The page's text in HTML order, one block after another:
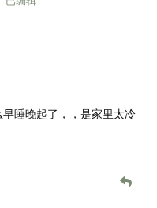
睡晚起了，，是家里太冷